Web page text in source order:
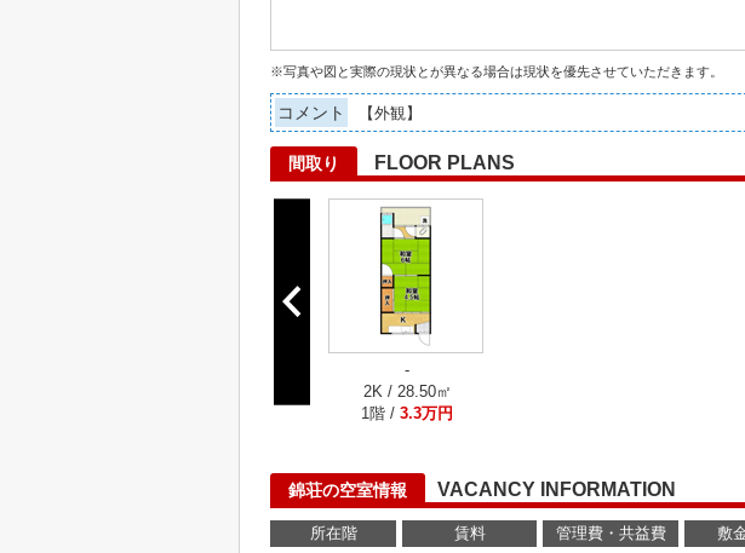
※写真や図と実際の現状とが異なる場合は現状を優先させていただきます。
コメント 【外観】
間取り FLOOR PLANS
-
2K / 28.50㎡
1階 / 3.3万円
錦荘の空室情報 VACANCY INFORMATION
所在階 賃料 管理費・共益費 敷